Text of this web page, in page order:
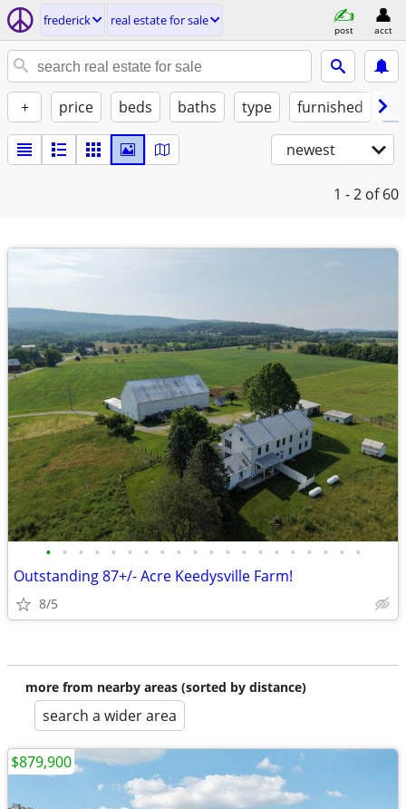
frederick real estate for sale
post acct
+ price beds baths type furnished
newest
1 - 2 of 60
• • • • • • • • • • • • • • • • • • • •
Outstanding 87+/- Acre Keedysville Farm!
8/5
more from nearby areas (sorted by distance)
search a wider area
$879,900